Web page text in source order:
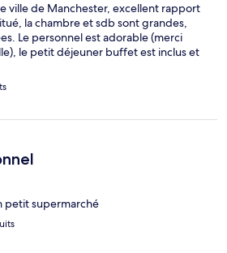
ville de Manchester, excellent rapport
la chambre et sdb sont grandes,
Le personnel est adorable (merci
le petit déjeuner buffet est inclus et
petit supermarché